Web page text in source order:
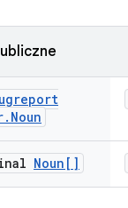
. Noun
Noun[]